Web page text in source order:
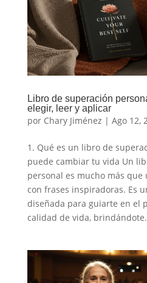
Libro de superación
elegir, leer y aplicar
por Chary Jiménez | Ago 12,
1. Qué es un libro de
puede cambiar tu vida Un
personal es mucho más
con frases inspiradoras. Es
diseñada para guiarte en el
calidad de vida,